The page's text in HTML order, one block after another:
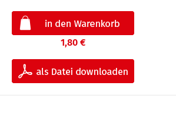
1,80 €